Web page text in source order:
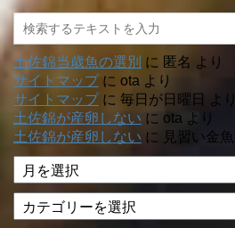
土佐錦当歳魚の選別 に 匿名 より
サイトマップに ota より
サイトマップに 毎日が日曜日
より
土佐錦が産卵しない に ota より
土佐錦が産卵しない に 見習い金魚
ア
ー
イ
テ